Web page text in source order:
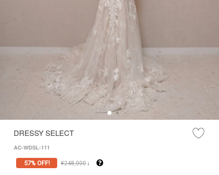
DRESSY SELECT
AC-WDSL-111
¥248,000↓
57% OFF!